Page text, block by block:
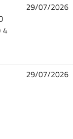
4
29/07/2026
29/07/2026